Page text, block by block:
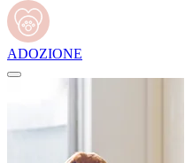
ADOZIONE